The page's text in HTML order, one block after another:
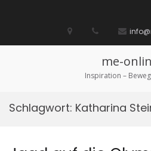
/
Ich
me-
Inspiration –
Schlagwort: Katharina